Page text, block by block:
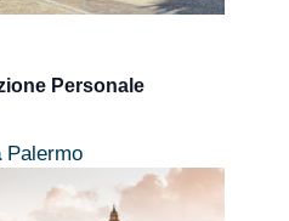
Personale
Palermo